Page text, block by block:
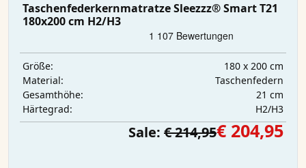
Taschenfederkernmatratze Sleezzz® Smart T21
180x200 cm H2/H3
Größe:
180 x 200 cm
Material:
Taschenfedern
Gesamthöhe:
21 cm
Härtegrad:
H2/H3
Sale: € 214,95€ 204,95